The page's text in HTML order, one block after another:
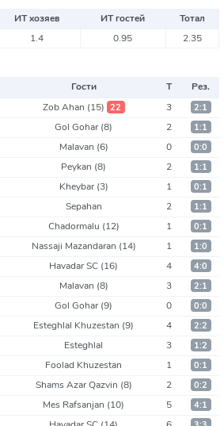
ИТ хозяев ИТ гостей
Тотал
1.4 0.95 2.35
Гости Т
Рез.
Zob Ahan (15) 22 3 2:1
Gol Gohar(8) 2 1:1
Malavan (6) 0 0:0
Peykan (8) 2 1:1
Kheybar(3) 1 0:1
Sepahan 2 1:1
Chadormalu (12) 1 0:1
Nassaji Mazandaran (14) 1 1:0
Havadar SC (16) 4 4:0
Malavan (8) 3 2:1
Gol Gohar(9) 0 0:0
Esteghlal Khuzestan (9) 4 2:2
Esteghlal 3 1:2
Foolad Khuzestan 1 0:1
Shams Azar Qazvin (8) 2 0:2
Mes Rafsanjan (10) 5 4:1